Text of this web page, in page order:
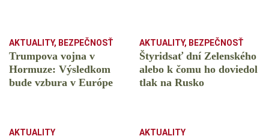
AKTUALITY, BEZPEČNOSŤ
Trumpova vojna v
Hormuze: Výsledkom
bude vzbura v Európe
AKTUALITY, BEZPEČNOSŤ
Štyridsať dní Zelenského
alebo k čomu ho doviedol
tlak na Rusko
AKTUALITY AKTUALITY